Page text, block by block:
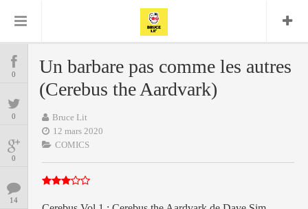
COMICS
MANGAS
BD
ENCYCLOPEGEEK
0
0
0
14
Un barbare pas comme les autres
(Cerebus the Aardvark)
Bruce Lit
12 mars 2020
COMICS
Comics
Daredevil Dark Horse DC
Delcourt
Encyclopegeek
Figure
Replay
Glénat Graphic Novel
Independants JB Vu Van
Nguyen
Marvel Mattie boy
Panini Patrick Faivre Presse